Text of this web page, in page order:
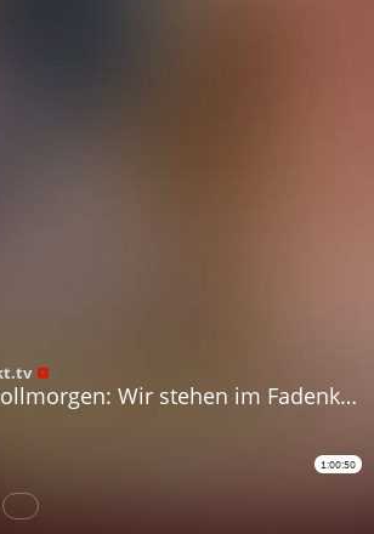
Wir stehen im Fadenkreuz der "Dienste"!
1:00:50
Repost